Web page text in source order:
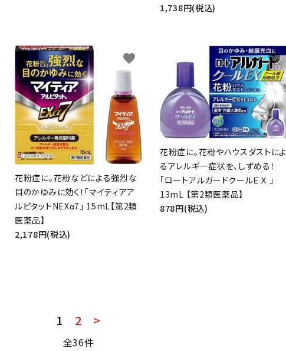
1,738円(税込)
花粉症に。花粉などによる強烈な
目のかゆみに効く！「マイティアア
ルピタットNEXα7」 15mL【第2類
医薬品】
2,178円(税込)
favorite
花粉症に。花粉やハウスダストによ
るアレルギー症状を、しずめる！
「ロートアルガードクールＥＸ 」
13mL 【第2類医薬品】
878円(税込)
favorite
1 2 >
全36件